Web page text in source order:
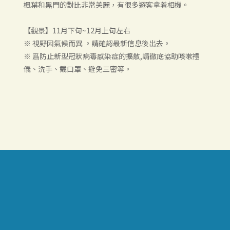
楓葉和黑門的對比非常美麗，有很多遊客拿着相機。
【觀景】11月下旬~12月上旬左右
※ 視野因氣候而異 。請確認最新信息後出去。
※ 爲防止新型冠狀病毒感染症的擴散,請徹底協助咳嗽禮
儀、洗手、戴口罩、避免三密等。